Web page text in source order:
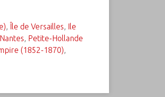
, Île de Versailles, Ile
Nantes, Petite-Hollande
(1852-1870),